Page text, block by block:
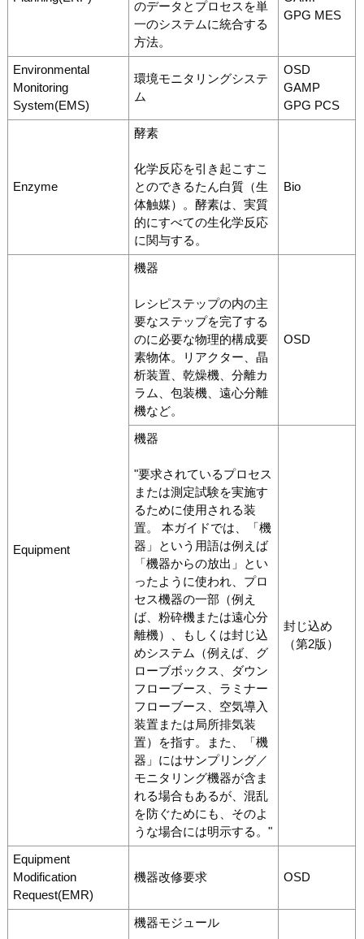
のデータとプロセスを単
一のシステムに統合する
方法。
GPG MES
Environmental
Monitoring
System(EMS)
環境モニタリングシステ
ム
OSD
GAMP
GPG PCS
Enzyme
酵素
化学反応を引き起こすこ
とのできるたん白質（生
体触媒）。酵素は、実質
的にすべての生化学反応
に関与する。
Bio
Equipment
機器
レシピステップの内の主
要なステップを完了する
のに必要な物理的構成要
素物体。リアクター、晶
析装置、乾燥機、分離カ
ラム、包装機、遠心分離
機など。
OSD
機器
"要求されているプロセス
または測定試験を実施す
るために使用される装
置。 本ガイドでは、「機
器」という用語は例えば
「機器からの放出」とい
ったように使われ、プロ
セス機器の一部（例え
ば、粉砕機または遠心分
離機）、もしくは封じ込
めシステム（例えば、グ
ローブボックス、ダウン
フローブース、ラミナー
フローブース、空気導入
装置または局所排気装
置）を指す。また、「機
器」にはサンプリング／
モニタリング機器が含ま
れる場合もあるが、混乱
を防ぐためにも、そのよ
うな場合には明示する。"
封じ込め
（第2版）
Equipment
Modification
Request(EMR)
機器改修要求 OSD
機器モジュール